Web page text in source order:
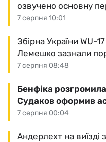
7 серпня 10:01
озвучено основну
7 серпня 08:48
Збірна України WU-
Лемешко зазнали
7 серпня 00:04
Бенфіка
Судаков оформив
Андерлехт на